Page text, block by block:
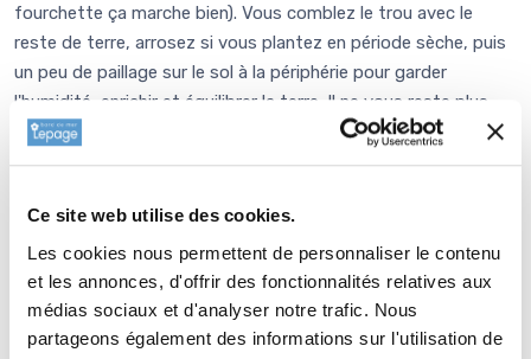
Ce site web utilise des cookies.
Les cookies nous permettent de personnaliser le contenu
et les annonces, d'offrir des fonctionnalités relatives aux
médias sociaux et d'analyser notre trafic. Nous
partageons également des informations sur l'utilisation de
fourchette ça marche bien). Vous comblez le trou avec le
reste de terre, arrosez si vous plantez en période sèche, puis
un peu de paillage sur le sol à la périphérie pour garder
l'humidité, enrichir et équilibrer la terre. Il ne vous reste plus
qu'à regarder pousser! L'hortensia est une plante
naturellement de terrain acide et les couleurs des fleurs
moyenne. En revanche, si vous plantez en terrain neutre ou
calcaire, pour obtenir les mêmes couleurs, il vous faudra à la
plantation faire des apports deterre de bruyèreou de
tourbe mélangées à votre terre pour moitié. Et ensuite de
temps à autre, rajouter du sulfate d'alumine.